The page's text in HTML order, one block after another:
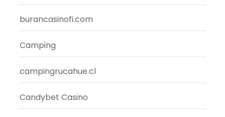
burancasinofi.com
Camping
campingrucahue.cl
Candybet Casino